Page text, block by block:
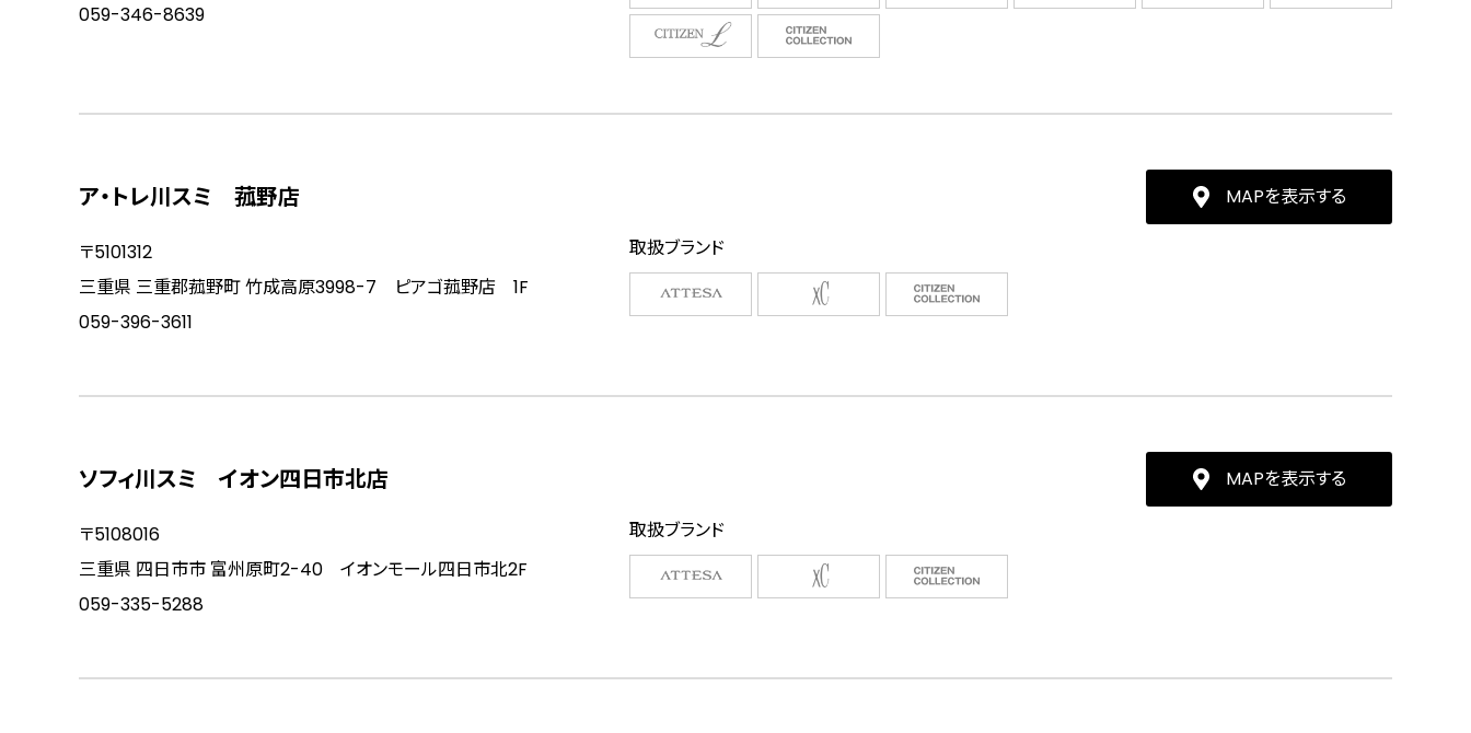
059-346-8639
ア・トレ川スミ 菰野店 MAPを表示する
〒5101312
三重県 三重郡菰野町 竹成高原3998-7 ピアゴ菰野店 1F
059-396-3611
取扱ブランド
ソフィ川スミ イオン四日市北店 MAPを表示する
〒5108016
三重県 四日市市 富州原町2-40 イオンモール四日市北2F
059-335-5288
取扱ブランド